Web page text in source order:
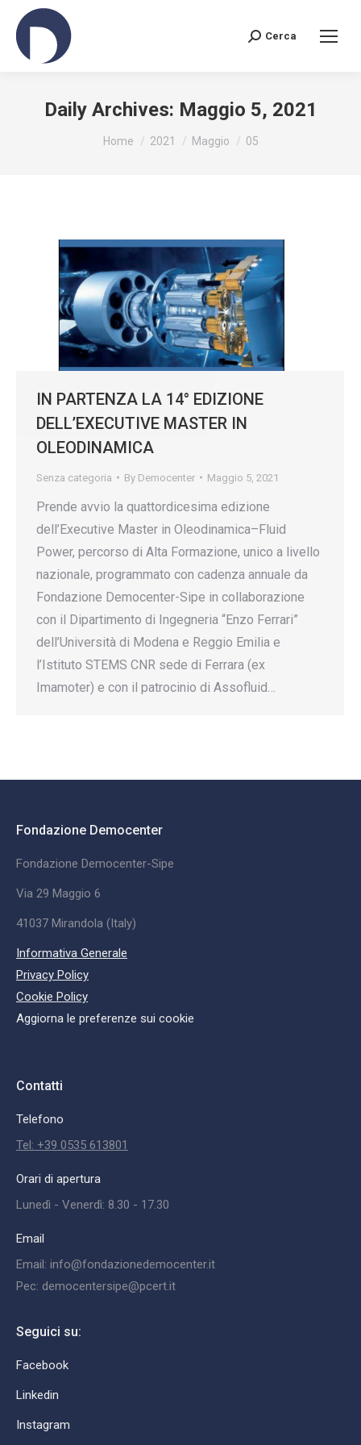
Search:
Cerca
Daily Archives: Maggio 5, 2021
You are here:
Home 2021 Maggio 05
IN PARTENZA LA 14° EDIZIONE
DELL’EXECUTIVE MASTER IN
OLEODINAMICA
Senza categoria By Democenter Maggio 5, 2021
Prende avvio la quattordicesima edizione
dell’Executive Master in Oleodinamica–Fluid
Power, percorso di Alta Formazione, unico a livello
nazionale, programmato con cadenza annuale da
Fondazione Democenter-Sipe in collaborazione
con il Dipartimento di Ingegneria “Enzo Ferrari”
dell’Università di Modena e Reggio Emilia e
l’Istituto STEMS CNR sede di Ferrara (ex
Imamoter) e con il patrocinio di Assofluid…
Fondazione Democenter
Fondazione Democenter-Sipe
Via 29 Maggio 6
41037 Mirandola (Italy)
Informativa Generale
Privacy Policy
Cookie Policy
Aggiorna le preferenze sui cookie
Contatti
Telefono
Tel: +39 0535 613801
Orari di apertura
Lunedì - Venerdì: 8.30 - 17.30
Email
Email: info@fondazionedemocenter.it
Pec: democentersipe@pcert.it
Seguici su:
Facebook
Linkedin
Instagram